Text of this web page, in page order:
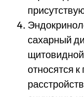
сахарный
относятся